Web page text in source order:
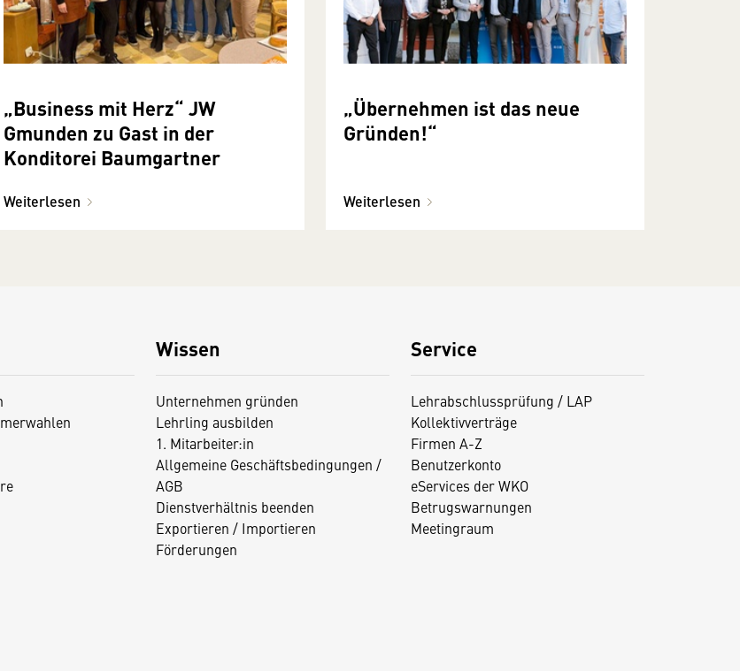
„Business mit Herz“ JW
Gmunden zu Gast in der
Konditorei Baumgartner
Weiterlesen
„Übernehmen ist das neue
Gründen!“
Weiterlesen
Wissen
Unternehmen gründen
Lehrling ausbilden
1. Mitarbeiter:in
Allgemeine Geschäftsbedingungen /
AGB
Dienstverhältnis beenden
Exportieren / Importieren
Förderungen
Service
Lehrabschlussprüfung / LAP
Kollektivverträge
Firmen A-Z
Benutzerkonto
eServices der WKO
Betrugswarnungen
Meetingraum